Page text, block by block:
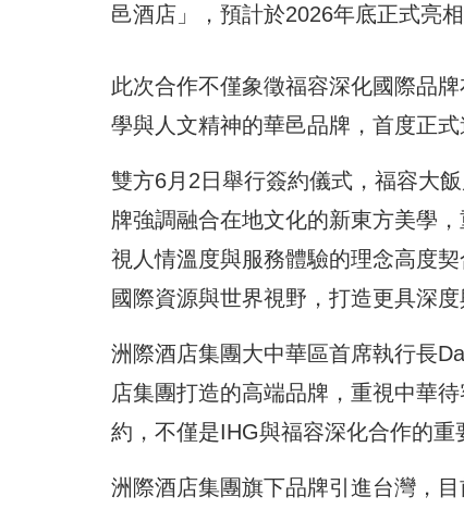
邑酒店」，預計於2026年底正式亮相
此次合作不僅象徵福容深化國際品
學與人文精神的華邑品牌，首度正式
雙方6月2日舉行簽約儀式，福容大
牌強調融合在地文化的新東方美學
視人情溫度與服務體驗的理念高度
國際資源與世界視野，打造更具深
洲際酒店集團大中華區首席執行長
店集團打造的高端品牌，重視中華
約，不僅是IHG與福容深化合作的重
洲際酒店集團旗下品牌引進台灣，